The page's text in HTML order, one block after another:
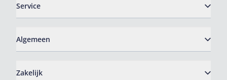
Service
Algemeen
Zakelijk